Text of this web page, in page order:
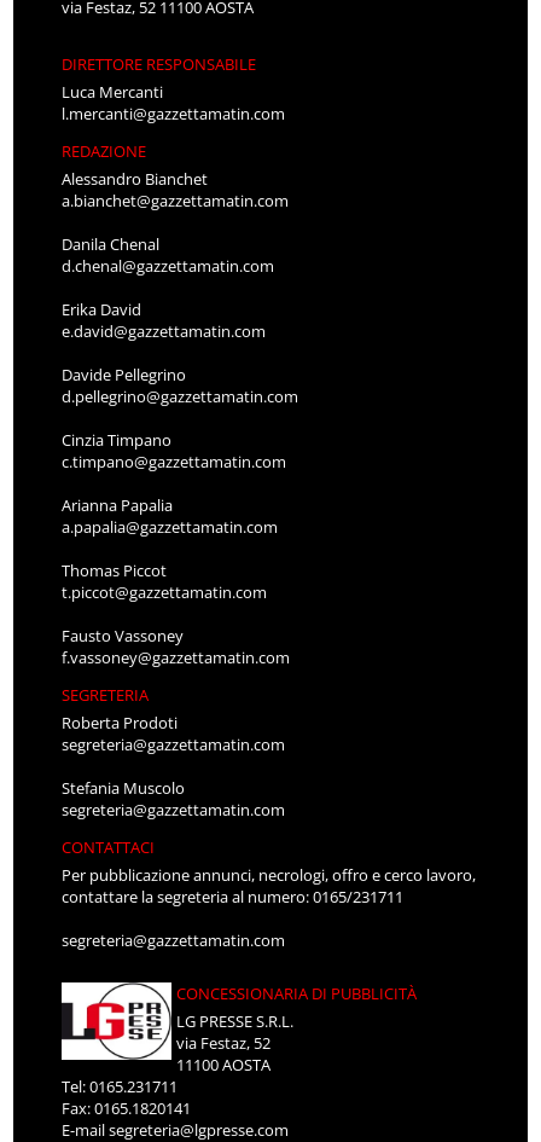
via Festaz, 52 11100 AOSTA
DIRETTORE RESPONSABILE
Luca Mercanti
l.mercanti@gazzettamatin.com
REDAZIONE
Alessandro Bianchet
a.bianchet@gazzettamatin.com
Danila Chenal
d.chenal@gazzettamatin.com
Erika David
e.david@gazzettamatin.com
Davide Pellegrino
d.pellegrino@gazzettamatin.com
Cinzia Timpano
c.timpano@gazzettamatin.com
Arianna Papalia
a.papalia@gazzettamatin.com
Thomas Piccot
t.piccot@gazzettamatin.com
Fausto Vassoney
f.vassoney@gazzettamatin.com
SEGRETERIA
Roberta Prodoti
segreteria@gazzettamatin.com
Stefania Muscolo
segreteria@gazzettamatin.com
CONTATTACI
Per pubblicazione annunci, necrologi, offro e cerco lavoro,
contattare la segreteria al numero: 0165/231711
segreteria@gazzettamatin.com
CONCESSIONARIA DI PUBBLICITÀ
LG PRESSE S.R.L.
via Festaz, 52
11100 AOSTA
Tel: 0165.231711
Fax: 0165.1820141
E-mailsegreteria@lgpresse.com